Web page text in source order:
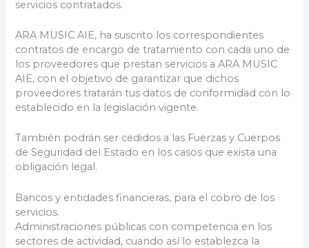
servicios contratados.
ARA MUSIC AIE, ha suscrito los correspondientes
contratos de encargo de tratamiento con cada uno de
los proveedores que prestan servicios a ARA MUSIC
AIE, con el objetivo de garantizar que dichos
proveedores tratarán tus datos de conformidad con lo
establecido en la legislación vigente.
También podrán ser cedidos a las Fuerzas y Cuerpos
de Seguridad del Estado en los casos que exista una
obligación legal.
Bancos y entidades financieras, para el cobro de los
servicios.
Administraciones públicas con competencia en los
sectores de actividad, cuando así lo establezca la